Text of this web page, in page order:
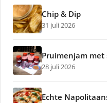
Chip & Dip
31 juli 2026
Pruimenjam met
28 juli 2026
Echte